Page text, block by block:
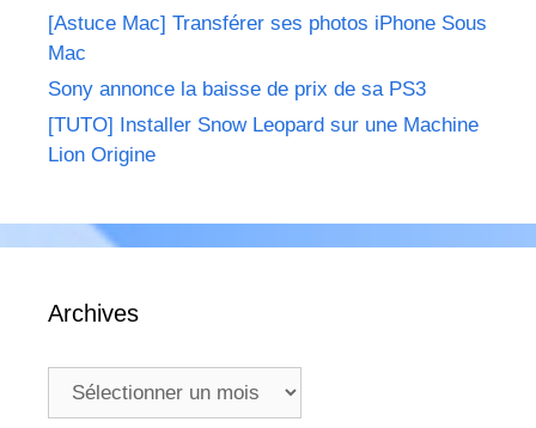
[Astuce Mac] Transférer ses photos iPhone Sous
Mac
Sony annonce la baisse de prix de sa PS3
[TUTO] Installer Snow Leopard sur une Machine
Lion Origine
Archives
Archives